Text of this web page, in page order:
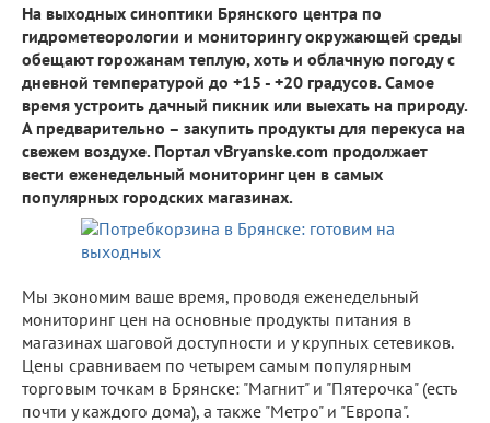
На выходных синоптики Брянского центра по
гидрометеорологии и мониторингу окружающей среды
обещают горожанам теплую, хоть и облачную погоду с
дневной температурой до +15 - +20 градусов. Самое
время устроить дачный пикник или выехать на природу.
А предварительно – закупить продукты для перекуса на
свежем воздухе. Портал vBryanske.com продолжает
вести еженедельный мониторинг цен в самых
популярных городских магазинах.
Мы экономим ваше время, проводя еженедельный
мониторинг цен на основные продукты питания в
магазинах шаговой доступности и у крупных сетевиков.
Цены сравниваем по четырем самым популярным
торговым точкам в Брянске: "Магнит" и "Пятерочка" (есть
почти у каждого дома), а также "Метро" и "Европа".